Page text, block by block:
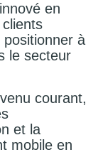
en
à
le secteur
courant,
et la
mobile en